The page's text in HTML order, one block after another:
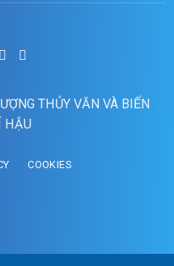
THỦY VĂN VÀ BIẾN
HẬU
COOKIES